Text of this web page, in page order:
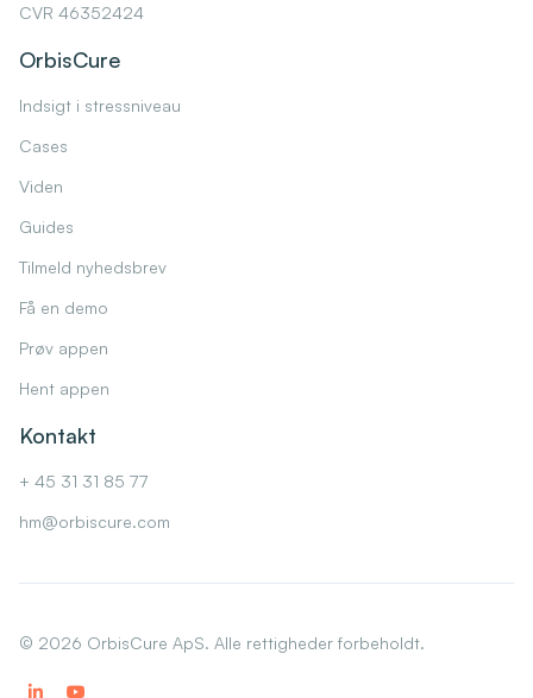
CVR 46352424
OrbisCure
Indsigt i stressniveau
Cases
Viden
Guides
Tilmeld nyhedsbrev
Få en demo
Prøv appen
Hent appen
Kontakt
+ 45 31 31 85 77
hm@orbiscure.com
© 2026 OrbisCure ApS. Alle rettigheder forbeholdt.
 